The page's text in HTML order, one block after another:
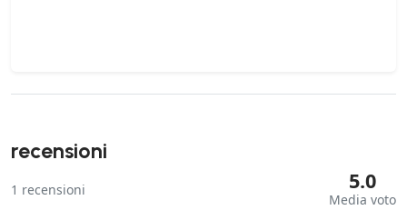
recensioni
1 recensioni 5.0
Media voto